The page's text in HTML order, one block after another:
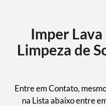
Imper
Limpeza de
Entre em Contato,
na Lista abaixo entre